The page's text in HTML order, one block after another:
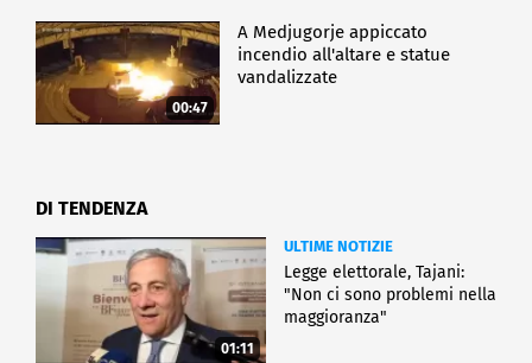
00:47
A Medjugorje appiccato
incendio all'altare e statue
vandalizzate
DI TENDENZA
01:11
ULTIME NOTIZIE
Legge elettorale, Tajani:
"Non ci sono problemi nella
maggioranza"